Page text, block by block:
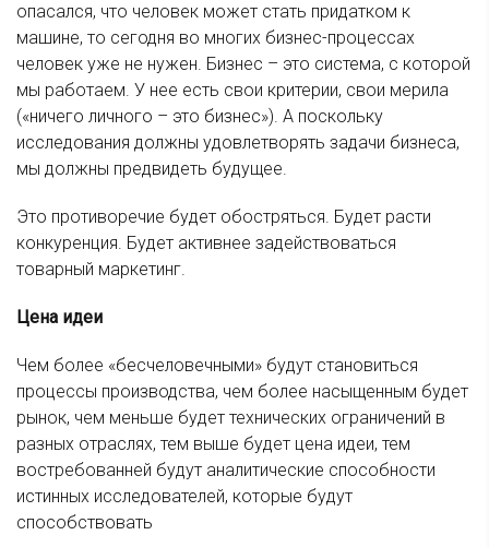
опасался, что человек может стать придатком к
машине, то сегодня во многих бизнес-процессах
человек уже не нужен. Бизнес – это система, с которой
мы работаем. У нее есть свои критерии, свои мерила
(«ничего личного – это бизнес»). А поскольку
исследования должны удовлетворять задачи бизнеса,
мы должны предвидеть будущее.
Это противоречие будет обостряться. Будет расти
конкуренция. Будет активнее задействоваться
товарный маркетинг.
Цена идеи
Чем более «бесчеловечными» будут становиться
процессы производства, чем более насыщенным будет
рынок, чем меньше будет технических ограничений в
разных отраслях, тем выше будет цена идеи, тем
востребованней будут аналитические способности
истинных исследователей, которые будут
способствовать